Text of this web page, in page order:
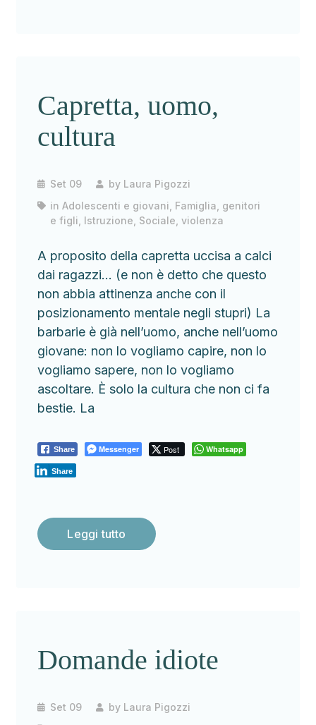
Capretta, uomo,
cultura
Set 09 by Laura Pigozzi
inAdolescenti e giovani Famiglia, genitori
e figli Istruzione Sociale ,violenza
A proposito della capretta uccisa a calci
dai ragazzi… (e non è detto che questo
non abbia attinenza anche con il
posizionamento mentale negli stupri) La
barbarie è già nell’uomo, anche nell’uomo
giovane: non lo vogliamo capire, non lo
vogliamo sapere, non lo vogliamo
ascoltare. È solo la cultura che non ci fa
bestie. La
Share Messenger Post Whatsapp
Share
Leggi tutto
Domande idiote
Set 09 by Laura Pigozzi